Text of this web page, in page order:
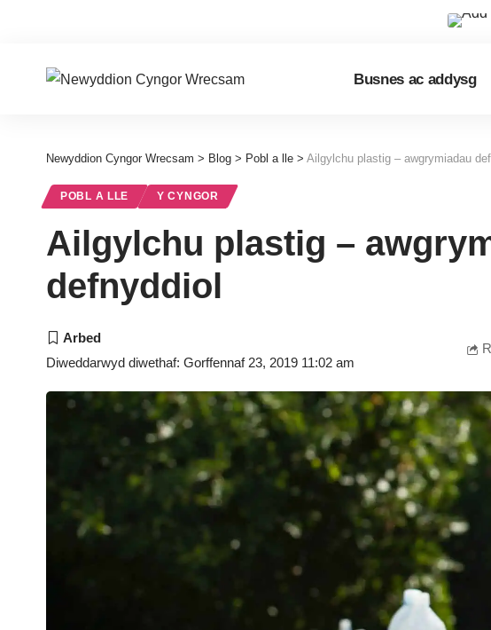
Busnes ac addysg
Newyddion Cyngor Wrecsam > Blog > Pobl a lle > Ailgylchu plastig – awgrymiadau
POBL A LLE Y CYNGOR
Ailgylchu plastig –
defnyddiol
Diweddarwyd diwethaf: Gorffennaf 23, 2019 11:02 am